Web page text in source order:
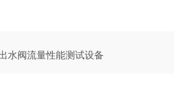
水阀流量性能测试设备